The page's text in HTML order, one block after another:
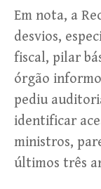
Em nota, a
desvios,
fiscal, pilar
órgão
pediu
identificar
ministros,
últimos três